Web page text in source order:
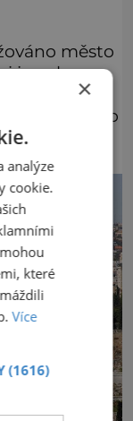
město
jsou hora
města, jako
×
analýze
cookie.
které
Více
(1616)